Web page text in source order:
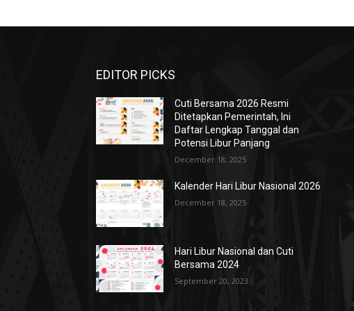
EDITOR PICKS
Cuti Bersama 2026 Resmi
Ditetapkan Pemerintah, Ini
Daftar Lengkap Tanggal dan
Potensi Libur Panjang
December 18, 2025
Kalender Hari Libur Nasional 2026
December 18, 2025
Hari Libur Nasional dan Cuti
Bersama 2024
September 20, 2023